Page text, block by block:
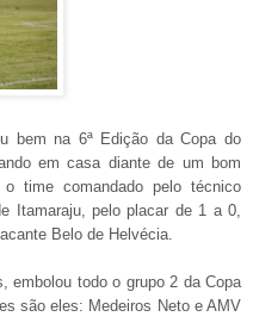
bem na 6ª Edição da Copa do
em casa diante de um bom
time comandado pelo técnico
Itamaraju, pelo placar de 1 a 0,
Belo de Helvécia.
embolou todo o grupo 2 da Copa
são eles: Medeiros Neto e AMV